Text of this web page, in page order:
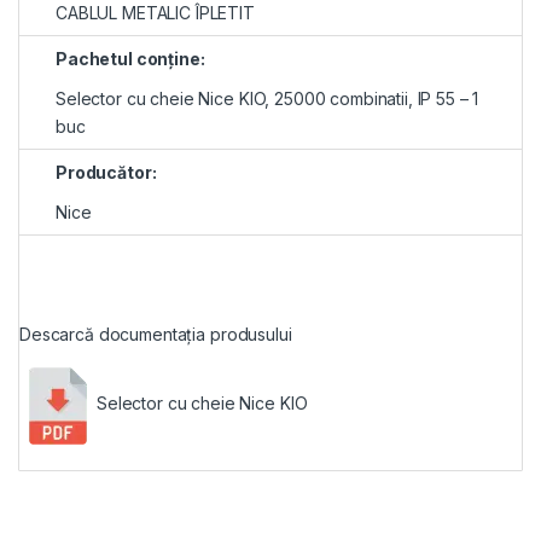
CABLUL METALIC ÎPLETIT
Pachetul conţine:
Selector cu cheie Nice KIO, 25000 combinatii, IP 55 – 1
buc
Producător:
Nice
Descarcă documentația produsului
Selector cu cheie Nice KIO